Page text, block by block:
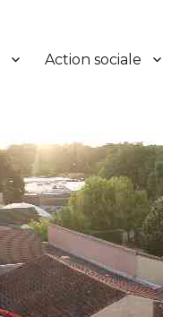
Action sociale